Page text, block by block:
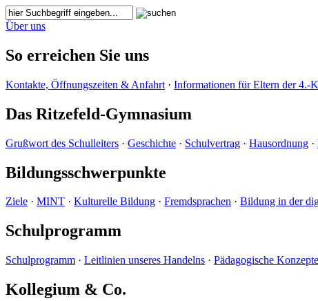
Über uns
So erreichen Sie uns
Kontakte, Öffnungszeiten & Anfahrt · Informationen für Eltern der 4.-
Das Ritzefeld-Gymnasium
Grußwort des Schulleiters · Geschichte · Schulvertrag · Hausordnung ·
Bildungsschwerpunkte
Ziele · MINT · Kulturelle Bildung · Fremdsprachen · Bildung in der
Schulprogramm
Schulprogramm · Leitlinien unseres Handelns · Pädagogische Konzepte
Kollegium & Co.